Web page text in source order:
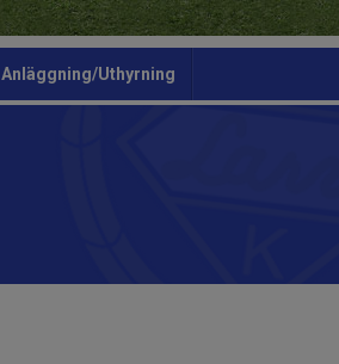
Anläggning/Uthyrning